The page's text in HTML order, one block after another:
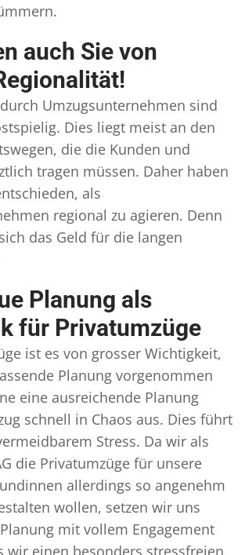
auch Sie von
Umzugsunternehmen sind
Dies liegt meist an den
die die Kunden und
tragen müssen. Daher haben
als
regional zu agieren. Denn
das Geld für die langen
Planung als
für Privatumzüge
ist es von grosser Wichtigkeit,
Planung vorgenommen
eine ausreichende Planung
schnell in Chaos aus. Dies führt
Stress. Da wir als
die Privatumzüge für unsere
allerdings so angenehm
wollen, setzen wir uns
mit vollem Engagement
wir einen besonders stressfreien